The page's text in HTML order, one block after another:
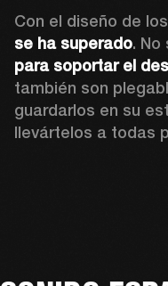
Con el diseño de
se ha superado
para soportar el
también son
guardarlos en su
llevártelos a todas